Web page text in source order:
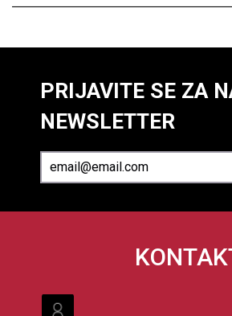
PRIJAVITE SE ZA
NEWSLETTER